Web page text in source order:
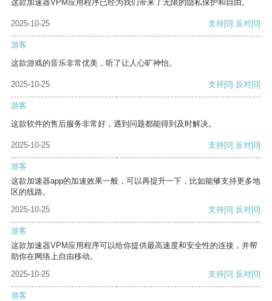
这款加速器VPM应用程序已经为我们带来了无限的隐私保护和自由。
2025-10-25 支持[0] 反对[0]
游客
这款游戏的音乐非常优美，听了让人心旷神怡。
2025-10-25 支持[0] 反对[0]
游客
这款软件的售后服务非常好，遇到问题都能得到及时解决。
2025-10-25 支持[0] 反对[0]
游客
这款加速器app的加速效果一般，可以再提升一下，比如能够支持更多地
区的线路。
2025-10-25
支持[0] 反对[0]
游客
这款加速器VPM应用程序可以给你提供最高速度和安全性的连接，并帮
助你在网络上自由移动。
2025-10-25
支持[0] 反对[0]
游客